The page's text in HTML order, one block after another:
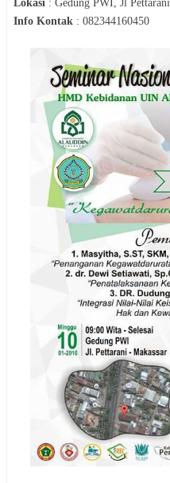
Lokasi : Gedung PWI, Jl Pettarani
Info Kontak : 082344160450